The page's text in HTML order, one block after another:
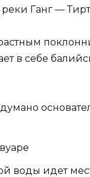
Ганг —
в себе
воды идет